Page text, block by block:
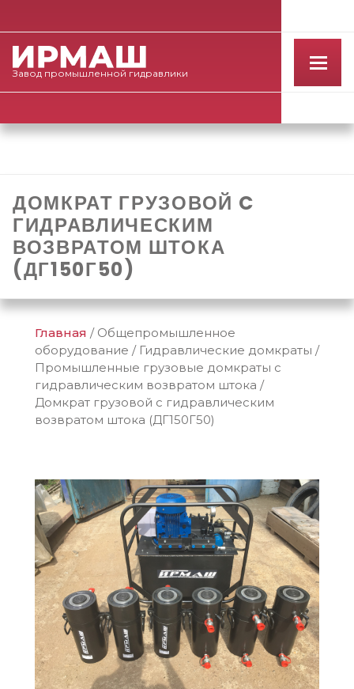
Завод промышленной гидравлики
ДОМКРАТ ГРУЗОВОЙ C
ГИДРАВЛИЧЕСКИМ
ВОЗВРАТОМ ШТОКА
(ДГ150Г50)
Главная / Общепромышленное
оборудование / Гидравлические домкраты /
Промышленные грузовые домкраты c
гидравлическим возвратом штока /
Домкрат грузовой c гидравлическим
возвратом штока (ДГ150Г50)